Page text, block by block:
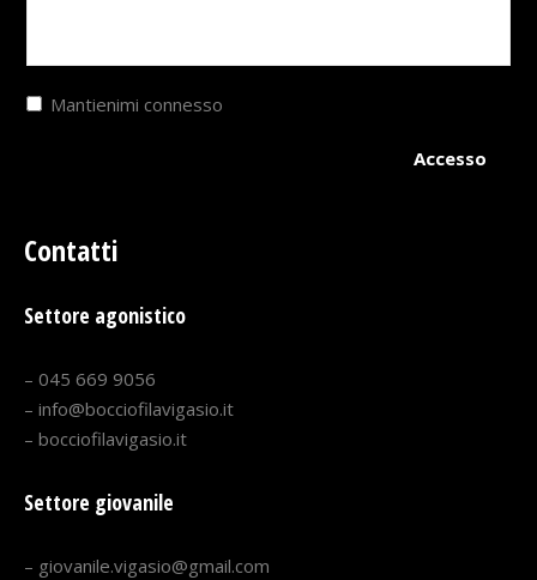
Mantienimi connesso
Accesso
Contatti
Settore agonistico
– 045 669 9056
– info@bocciofilavigasio.it
– bocciofilavigasio.it
Settore giovanile
– giovanile.vigasio@gmail.com